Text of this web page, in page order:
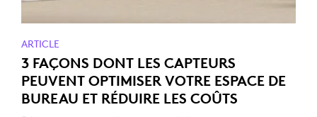
ARTICLE
3 FAÇONS DONT LES CAPTEURS
PEUVENT OPTIMISER VOTRE ESPACE DE
BUREAU ET RÉDUIRE LES COÛTS